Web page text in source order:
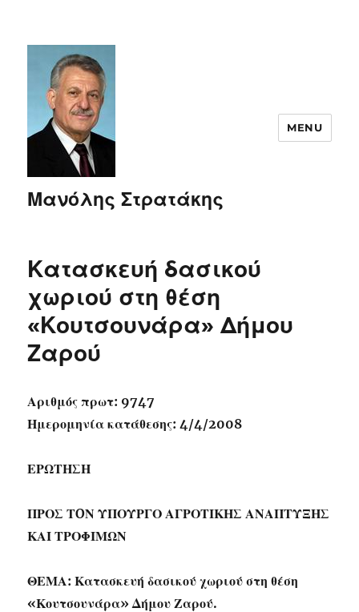
Μανόλης Στρατάκης
MENU
Κατασκευή δασικού
χωριού στη θέση
«Κουτσουνάρα» Δήμου
Ζαρού
Αριθμός πρωτ: 9747
Ημερομηνία κατάθεσης: 4/4/2008
ΕΡΩΤΗΣΗ
ΠΡΟΣ ΤOΝ ΥΠΟΥΡΓΟ ΑΓΡΟΤΙΚΗΣ ΑΝΑΠΤΥΞΗΣ
ΚΑΙ ΤΡΟΦΙΜΩΝ
ΘΕΜΑ: Κατασκευή δασικού χωριού στη θέση
«Κουτσουνάρα» Δήμου Ζαρού.